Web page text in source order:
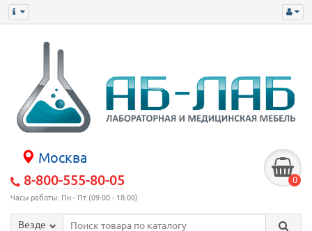
Москва
8-800-555-80-05
Часы работы: Пн - Пт (09:00 - 18:00)
0
Везде